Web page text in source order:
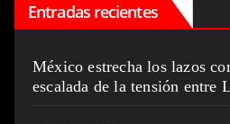
Entradas recientes
México estrecha los lazos
escalada de la tensión entre